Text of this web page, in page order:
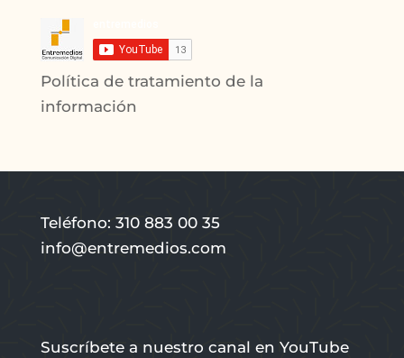
Política de tratamiento de la
información
Teléfono: 310 883 00 35
info@entremedios.com
Suscríbete a nuestro canal en YouTube